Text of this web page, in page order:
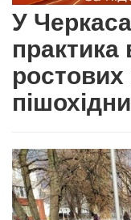
У
практика
ростових